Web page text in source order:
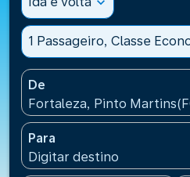
1 Passageiro, Classe
De
Fortaleza, Pinto
Para
Digitar destino